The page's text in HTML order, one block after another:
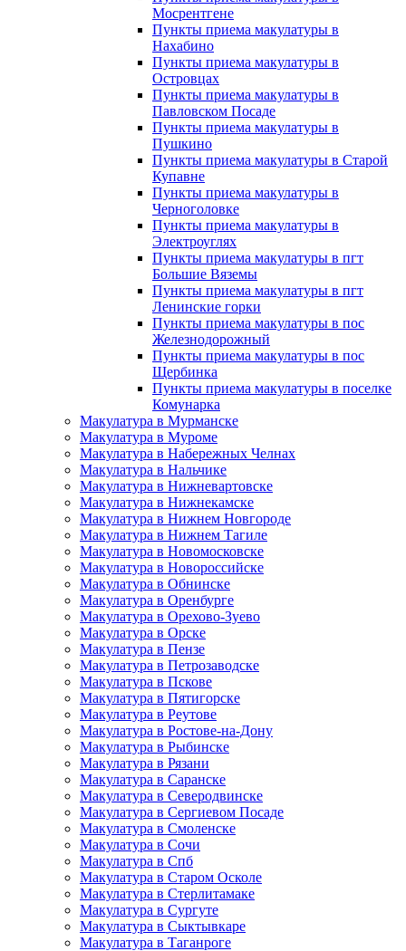
Мосрентгене
Пункты приема макулатуры в
Нахабино
Пункты приема макулатуры в
Островцах
Пункты приема макулатуры в
Павловском Посаде
Пункты приема макулатуры в
Пушкино
Пункты приема макулатуры в Старой
Купавне
Пункты приема макулатуры в
Черноголовке
Пункты приема макулатуры в
Электроуглях
Пункты приема макулатуры в пгт
Большие Вяземы
Пункты приема макулатуры в пгт
Ленинские горки
Пункты приема макулатуры в пос
Железнодорожный
Пункты приема макулатуры в пос
Щербинка
Пункты приема макулатуры в поселке
Комунарка
Макулатура в Мурманске
Макулатура в Муроме
Макулатура в Набережных Челнах
Макулатура в Нальчике
Макулатура в Нижневартовске
Макулатура в Нижнекамске
Макулатура в Нижнем Новгороде
Макулатура в Нижнем Тагиле
Макулатура в Новомосковске
Макулатура в Новороссийске
Макулатура в Обнинске
Макулатура в Оренбурге
Макулатура в Орехово-Зуево
Макулатура в Орске
Макулатура в Пензе
Макулатура в Петрозаводске
Макулатура в Пскове
Макулатура в Пятигорске
Макулатура в Реутове
Макулатура в Ростове-на-Дону
Макулатура в Рыбинске
Макулатура в Рязани
Макулатура в Саранске
Макулатура в Северодвинске
Макулатура в Сергиевом Посаде
Макулатура в Смоленске
Макулатура в Сочи
Макулатура в Спб
Макулатура в Старом Осколе
Макулатура в Стерлитамаке
Макулатура в Сургуте
Макулатура в Сыктывкаре
Макулатура в Таганроге